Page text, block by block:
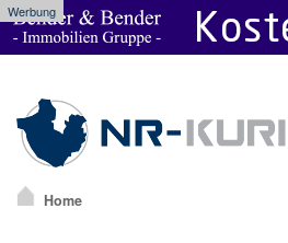
Werbung
Home